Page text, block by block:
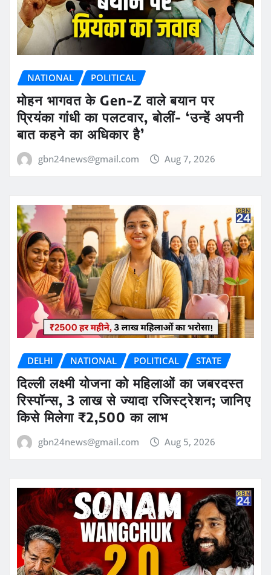
NATIONAL POLITICAL
मोहन भागवत के Gen-Z वाले बयान पर
प्रियंका गांधी का पलटवार, बोलीं- ‘उन्हें अपनी
बात कहने का अधिकार है’
gbn24news@gmail.com Aug 7, 2026
DELHI NATIONAL POLITICAL STATE
दिल्ली लक्ष्मी योजना को महिलाओं का जबरदस्त
रिस्पॉन्स, 3 लाख से ज्यादा रजिस्ट्रेशन; जानिए
किसे मिलेगा ₹2,500 का लाभ
gbn24news@gmail.com Aug 5, 2026